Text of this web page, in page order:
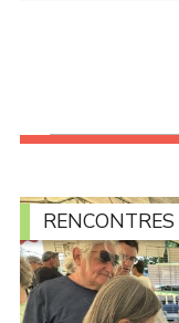
RENCONTRES